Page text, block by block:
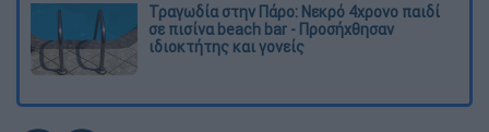
Τραγωδία στην Πάρο: Νεκρό 4χρονο παιδί
σε πισίνα beach bar - Προσήχθησαν
ιδιοκτήτης και γονείς